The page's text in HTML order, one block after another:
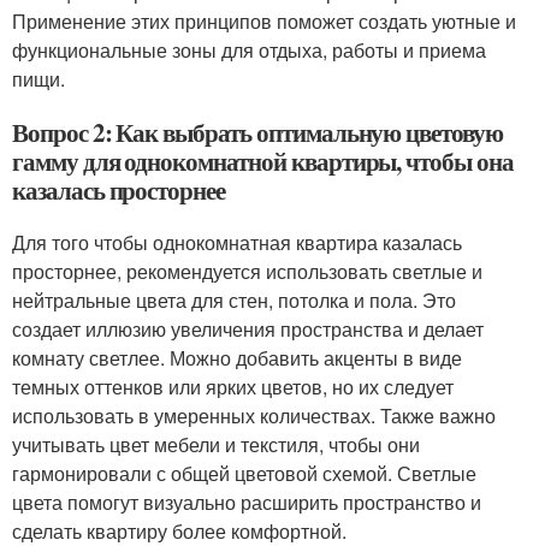
Применение этих принципов поможет создать уютные и
функциональные зоны для отдыха, работы и приема
пищи.
Вопрос 2: Как выбрать оптимальную цветовую
гамму для однокомнатной квартиры, чтобы она
казалась просторнее
Для того чтобы однокомнатная квартира казалась
просторнее, рекомендуется использовать светлые и
нейтральные цвета для стен, потолка и пола. Это
создает иллюзию увеличения пространства и делает
комнату светлее. Можно добавить акценты в виде
темных оттенков или ярких цветов, но их следует
использовать в умеренных количествах. Также важно
учитывать цвет мебели и текстиля, чтобы они
гармонировали с общей цветовой схемой. Светлые
цвета помогут визуально расширить пространство и
сделать квартиру более комфортной.